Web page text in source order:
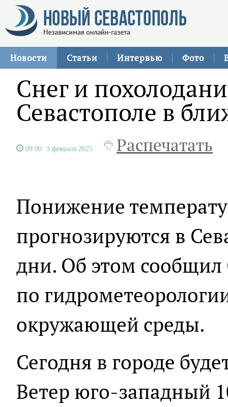
Новости Статьи Интервью Фото
Снег и
Севастополе в
09:00 3 февраля 2025 Распечатать
Понижение
прогнозируются в
дни. Об этом сообщил
по
окружающей среды.
Сегодня в городе
Ветер юго-западный